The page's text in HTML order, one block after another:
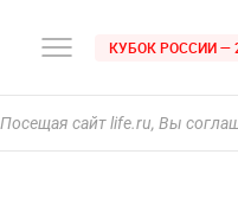
КУБОК РОССИИ —
Посещая сайт life.ru, Вы